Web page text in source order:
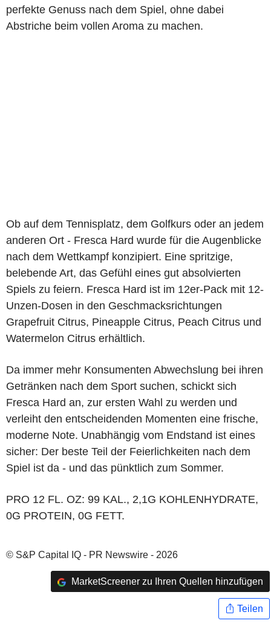
perfekte Genuss nach dem Spiel, ohne dabei
Abstriche beim vollen Aroma zu machen.
Ob auf dem Tennisplatz, dem Golfkurs oder an jedem
anderen Ort - Fresca Hard wurde für die Augenblicke
nach dem Wettkampf konzipiert. Eine spritzige,
belebende Art, das Gefühl eines gut absolvierten
Spiels zu feiern. Fresca Hard ist im 12er-Pack mit 12-
Unzen-Dosen in den Geschmacksrichtungen
Grapefruit Citrus, Pineapple Citrus, Peach Citrus und
Watermelon Citrus erhältlich.
Da immer mehr Konsumenten Abwechslung bei ihren
Getränken nach dem Sport suchen, schickt sich
Fresca Hard an, zur ersten Wahl zu werden und
verleiht den entscheidenden Momenten eine frische,
moderne Note. Unabhängig vom Endstand ist eines
sicher: Der beste Teil der Feierlichkeiten nach dem
Spiel ist da - und das pünktlich zum Sommer.
PRO 12 FL. OZ: 99 KAL., 2,1G KOHLENHYDRATE,
0G PROTEIN, 0G FETT.
© S&P Capital IQ - PR Newswire - 2026
MarketScreener zu Ihren Quellen hinzufügen
Teilen